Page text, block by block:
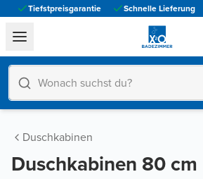
Tiefstpreisgarantie Schnelle Lieferung
general.navigation.toggle_menu.label
Duschkabinen
Duschkabinen 80 cm